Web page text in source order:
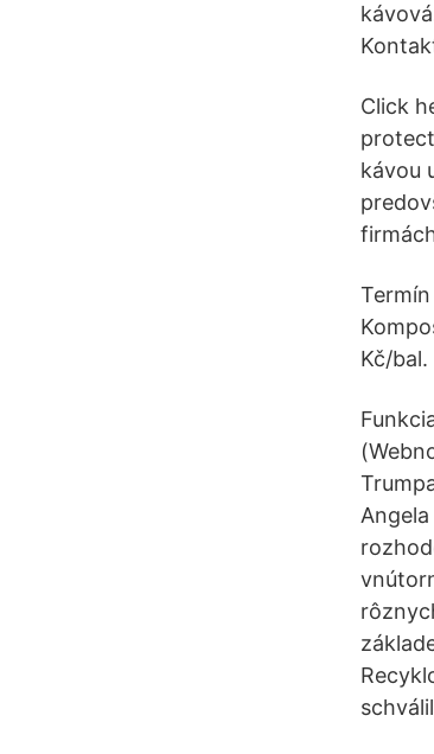
Click
kávou
Kč/bal.